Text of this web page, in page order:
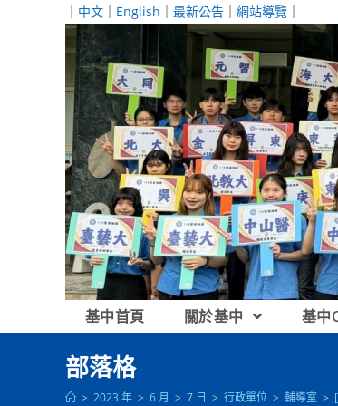
｜ 中文 ｜ English ｜ 最新公告 ｜ 網站導覽 ｜
基中首頁 關於基中 基中
部落格
> 2023 年 > 6 月 > 7 日 > 行政單位 > 輔導室 >